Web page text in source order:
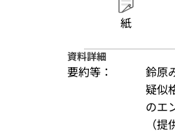
紙
資料詳細
要約等：
鈴原
疑似
のエ
（